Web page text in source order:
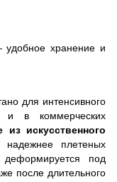
хранение и
для интенсивного
и в коммерческих
из искусственного
надежнее плетеных
под
после длительного